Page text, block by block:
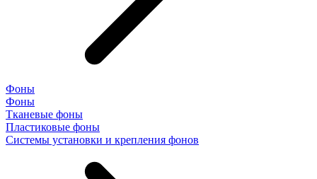
Фоны
Фоны
Тканевые фоны
Пластиковые фоны
Системы установки и крепления фонов